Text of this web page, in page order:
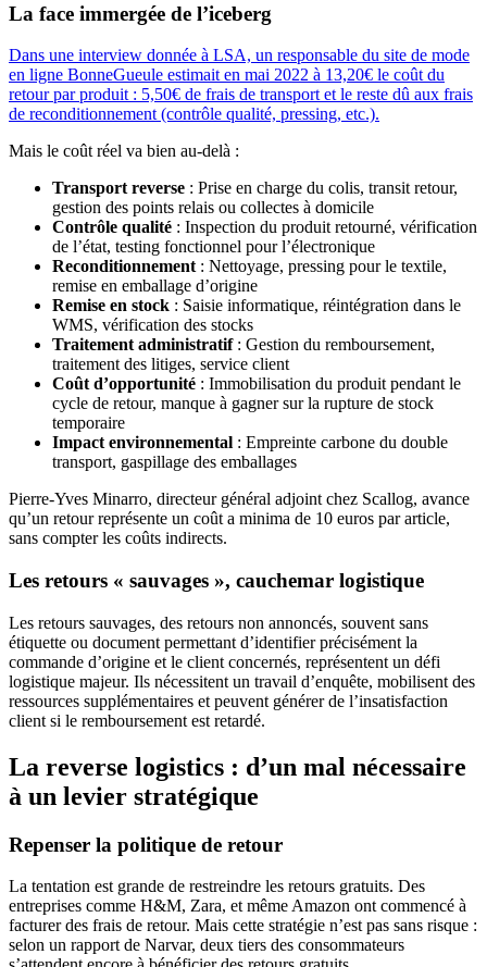
La face immergée de l’iceberg
Dans une interview donnée à LSA, un responsable du site de mode
en ligne BonneGueule estimait en mai 2022 à 13,20€ le coût du
retour par produit : 5,50€ de frais de transport et le reste dû aux frais
de reconditionnement (contrôle qualité, pressing, etc.).
Mais le coût réel va bien au-delà :
Transport reverse : Prise en charge du colis, transit retour,
gestion des points relais ou collectes à domicile
Contrôle qualité : Inspection du produit retourné, vérification
de l’état, testing fonctionnel pour l’électronique
Reconditionnement : Nettoyage, pressing pour le textile,
remise en emballage d’origine
Remise en stock : Saisie informatique, réintégration dans le
WMS, vérification des stocks
Traitement administratif: Gestion du remboursement,
traitement des litiges, service client
Coût d’opportunité : Immobilisation du produit pendant le
cycle de retour, manque à gagner sur la rupture de stock
temporaire
Impact environnemental : Empreinte carbone du double
transport, gaspillage des emballages
Pierre-Yves Minarro, directeur général adjoint chez Scallog, avance
qu’un retour représente un coût a minima de 10 euros par article,
sans compter les coûts indirects.
Les retours « sauvages », cauchemar logistique
Les retours sauvages, des retours non annoncés, souvent sans
étiquette ou document permettant d’identifier précisément la
commande d’origine et le client concernés, représentent un défi
logistique majeur. Ils nécessitent un travail d’enquête, mobilisent des
ressources supplémentaires et peuvent générer de l’insatisfaction
client si le remboursement est retardé.
La reverse logistics : d’un mal nécessaire
à un levier stratégique
Repenser la politique de retour
La tentation est grande de restreindre les retours gratuits. Des
entreprises comme H&M, Zara, et même Amazon ont commencé à
facturer des frais de retour. Mais cette stratégie n’est pas sans risque :
selon un rapport de Narvar, deux tiers des consommateurs